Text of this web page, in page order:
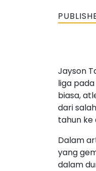
Jayson
liga
biasa,
dari
tahun ke
Dalam
yang
dalam